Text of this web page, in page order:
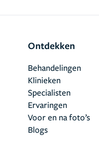
Ontdekken
Behandelingen
Klinieken
Specialisten
Ervaringen
Voor en na foto’s
Blogs